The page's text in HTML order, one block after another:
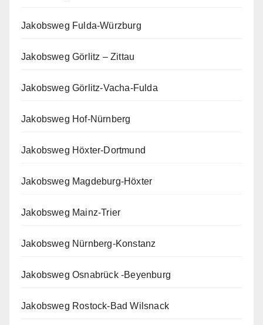
Jakobsweg Fulda-Würzburg
Jakobsweg Görlitz – Zittau
Jakobsweg Görlitz-Vacha-Fulda
Jakobsweg Hof-Nürnberg
Jakobsweg Höxter-Dortmund
Jakobsweg Magdeburg-Höxter
Jakobsweg Mainz-Trier
Jakobsweg Nürnberg-Konstanz
Jakobsweg Osnabrück -Beyenburg
Jakobsweg Rostock-Bad Wilsnack